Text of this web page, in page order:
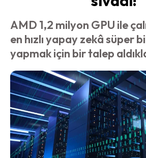
AMD 1,2 milyon GPU ile
en hızlı yapay zekâ süper
yapmak için bir talep